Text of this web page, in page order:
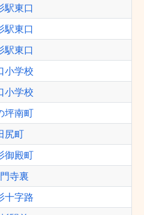
駅東口
駅東口
駅東口
小学校
小学校
坪南町
尻町
御殿町
寺裏
十字路